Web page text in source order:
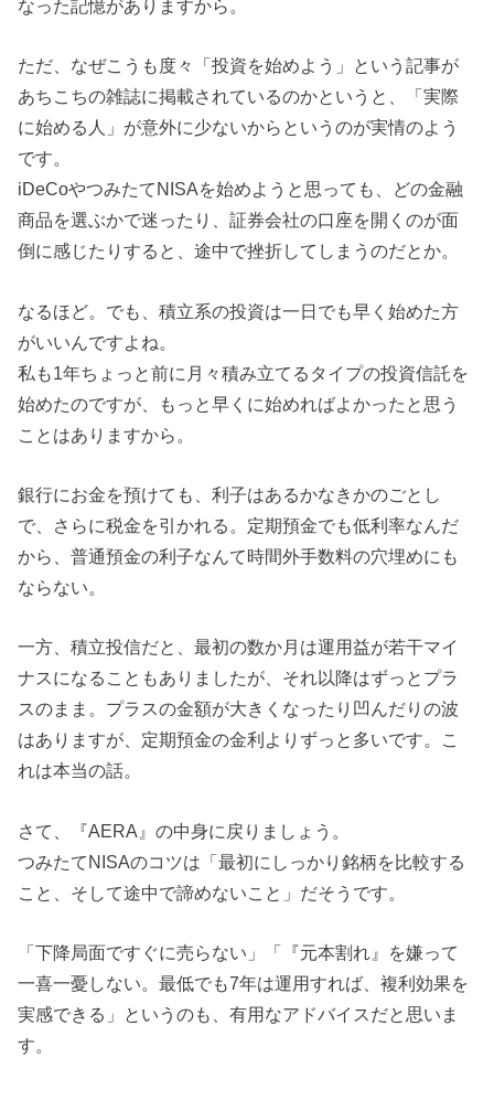
なった記憶がありますから。
ただ、なぜこうも度々「投資を始めよう」という記事が
あちこちの雑誌に掲載されているのかというと、「実際
に始める人」が意外に少ないからというのが実情のよう
です。
iDeCoやつみたてNISAを始めようと思っても、どの金融
商品を選ぶかで迷ったり、証券会社の口座を開くのが面
倒に感じたりすると、途中で挫折してしまうのだとか。
なるほど。でも、積立系の投資は一日でも早く始めた方
がいいんですよね。
私も1年ちょっと前に月々積み立てるタイプの投資信託を
始めたのですが、もっと早くに始めればよかったと思う
ことはありますから。
銀行にお金を預けても、利子はあるかなきかのごとし
で、さらに税金を引かれる。定期預金でも低利率なんだ
から、普通預金の利子なんて時間外手数料の穴埋めにも
ならない。
一方、積立投信だと、最初の数か月は運用益が若干マイ
ナスになることもありましたが、それ以降はずっとプラ
スのまま。プラスの金額が大きくなったり凹んだりの波
はありますが、定期預金の金利よりずっと多いです。こ
れは本当の話。
さて、『AERA』の中身に戻りましょう。
つみたてNISAのコツは「最初にしっかり銘柄を比較する
こと、そして途中で諦めないこと」だそうです。
「下降局面ですぐに売らない」「『元本割れ』を嫌って
一喜一憂しない。最低でも7年は運用すれば、複利効果を
実感できる」というのも、有用なアドバイスだと思いま
す。